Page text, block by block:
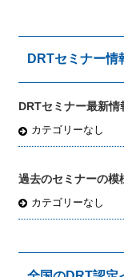
DRTセミナー情
DRTセミナー最新情
カテゴリーなし
過去のセミナーの模
カテゴリーなし